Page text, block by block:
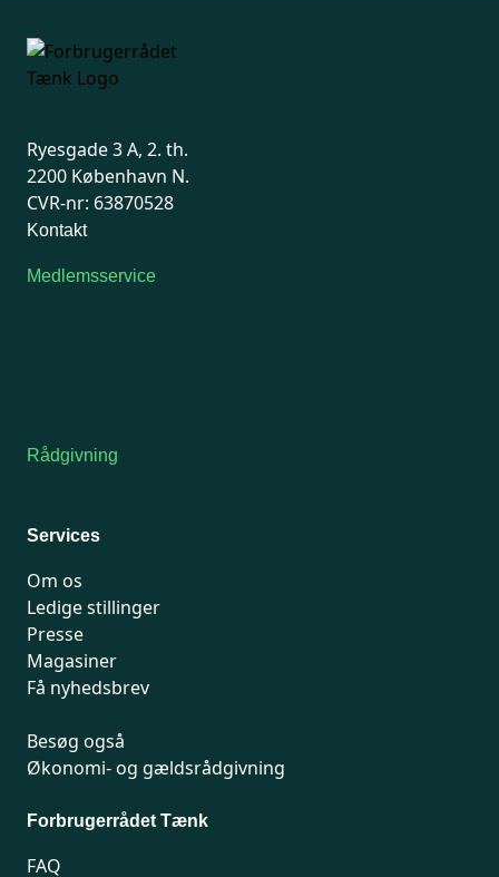
Ryesgade 3 A, 2. th.
2200 København N.
CVR-nr: 63870528
Kontakt
Medlemsservice
Rådgivning
Services
Om os
Ledige stillinger
Presse
Magasiner
Få nyhedsbrev
Besøg også
Økonomi- og gældsrådgivning
Forbrugerrådet Tænk
FAQ